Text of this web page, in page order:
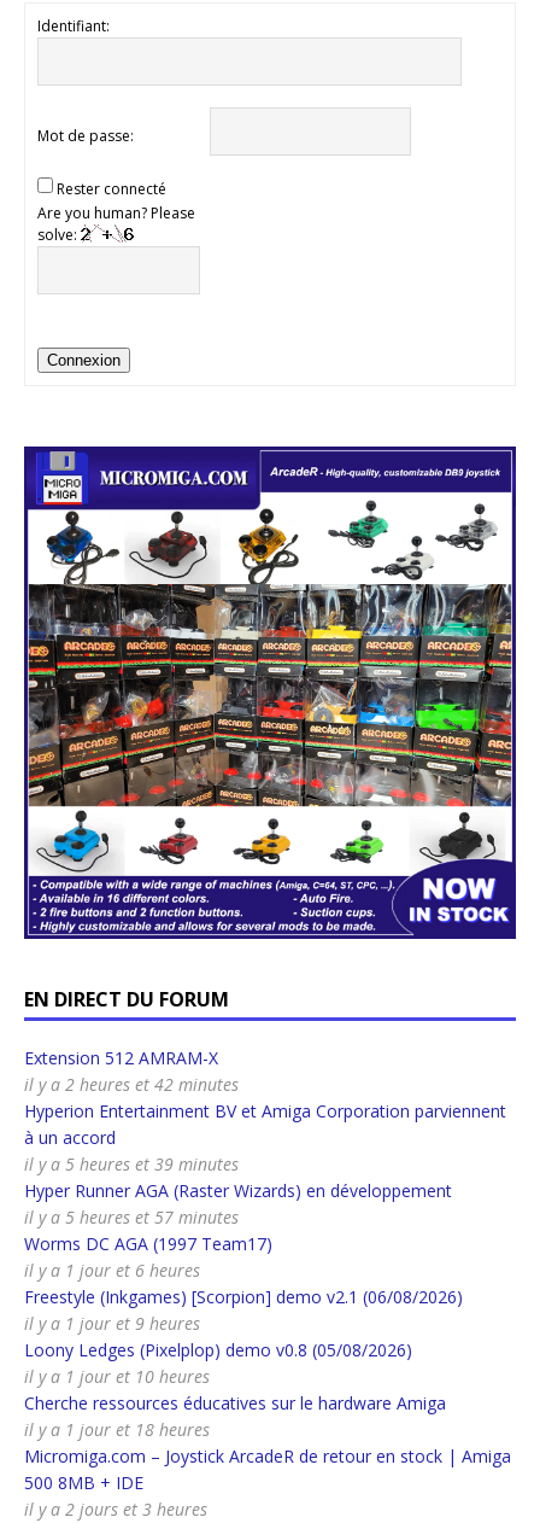
Identifiant:
Mot de passe:
Rester connecté
Are you human? Please
solve:
Connexion
EN DIRECT DU FORUM
Extension 512 AMRAM-X
il y a 2 heures et 42 minutes
Hyperion Entertainment BV et Amiga Corporation parviennent
à un accord
il y a 5 heures et 39 minutes
Hyper Runner AGA (Raster Wizards) en développement
il y a 5 heures et 57 minutes
Worms DC AGA (1997 Team17)
il y a 1 jour et 6 heures
Freestyle (Inkgames) [Scorpion] demo v2.1 (06/08/2026)
il y a 1 jour et 9 heures
Loony Ledges (Pixelplop) demo v0.8 (05/08/2026)
il y a 1 jour et 10 heures
Cherche ressources éducatives sur le hardware Amiga
il y a 1 jour et 18 heures
Micromiga.com – Joystick ArcadeR de retour en stock | Amiga
500 8MB + IDE
il y a 2 jours et 3 heures